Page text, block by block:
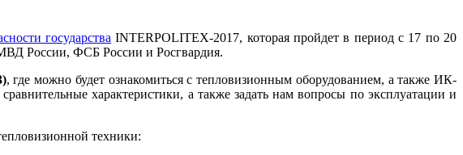
государства INTERPOLITEX-2017, которая пройдет в период с 17 по 20
России, ФСБ России и Росгвардия.
, где можно будет ознакомиться с тепловизионным оборудованием, а также ИК-
характеристики, а также задать нам вопросы по эксплуатации и
техники: